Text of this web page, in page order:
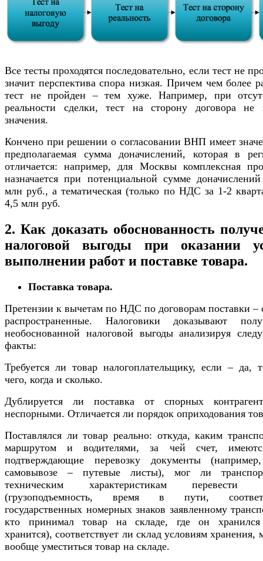
Все тесты проходятся последовательно, если тест не
значит перспектива спора низкая. Причем чем более
тест не пройден – тем хуже. Например, при
реальности сделки, тест на сторону договора не
значения.
Кончено при решении о согласовании ВНП имеет
предполагаемая сумма доначислений, которая в
отличается: например, для Москвы комплексная
назначается при потенциальной сумме
млн руб., а тематическая (только по НДС за 1-2
4,5 млн руб.
2. Как доказать обоснованность
налоговой выгоды при оказании
выполнении работ и поставке товара.
Поставка товара.
Претензии к вычетам по НДС по договорам поставки –
распространенные. Налоговики доказывают
необоснованной налоговой выгоды анализируя
факты:
Требуется ли товар налогоплательщику, если – да,
чего, когда и сколько.
Дублируется ли поставка от спорных
неспорными. Отличается ли порядок оприходования
Поставлялся ли товар реально: откуда, каким
маршрутом и водителями, за чей счет,
подтверждающие перевозку документы
самовывозе – путевые листы), мог ли
техническим характеристикам перевести
(грузоподъемность, время в пути,
государственных номерных знаков заявленному
кто принимал товар на складе, где он
хранится), соответствует ли склад условиям хранения,
вообще уместиться товар на складе.